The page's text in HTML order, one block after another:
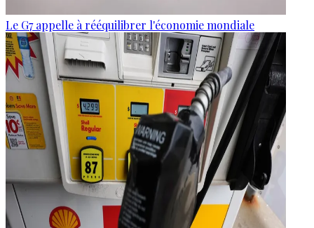
Le G7 appelle à rééquilibrer l'économie mondiale